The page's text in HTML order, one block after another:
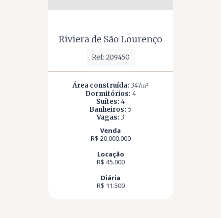
Riviera de São Lourenço
Ref: 209450
Área construída: 347m²
Dormitórios: 4
Suítes: 4
Banheiros: 5
Vagas: 3
Venda
R$ 20.000.000
Locação
R$ 45.000
Diária
R$ 11.500